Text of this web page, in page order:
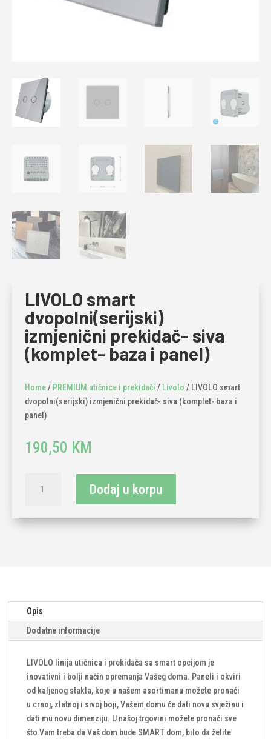
LIVOLO smart
dvopolni(serijski)
izmjenični prekidač- siva
(komplet- baza i panel)
Home/ PREMIUM utičnice i prekidači / Livolo / LIVOLO smart
dvopolni(serijski) izmjenični prekidač- siva (komplet- baza i
panel)
190,50 KM
smart
dvopolni(serijski)
izmjenični
panel)
količina
Dodaj u korpu
Opis
Dodatne informacije
LIVOLO linija utičnica i prekidača sa smart opcijom je
inovativni i bolji način opremanja Vašeg doma. Paneli i okviri
od kaljenog stakla, koje u našem asortimanu možete pronaći
u crnoj, zlatnoj i sivoj boji, Vašem domu će dati novu svježinu i
dati mu novu dimenziju. U našoj trgovini možete pronaći sve
što Vam treba da Vaš dom bude SMART dom, bilo da želite